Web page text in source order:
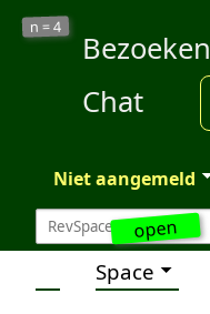
open
n =4
Bezoeken
Chat
Niet aangemeld
Space